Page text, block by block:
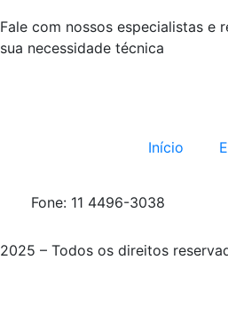
Fale com nossos especialistas e
sua necessidade técnica
Início
Fone: 11 4496-3038
2025 – Todos os direitos